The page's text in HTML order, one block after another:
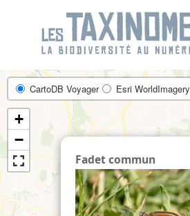
Fadet commun
CartoDB Voyager Esri WorldImagery
+
−